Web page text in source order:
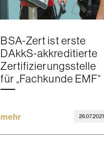
BSA-Zert ist erste
DAkkS-akkreditierte
Zertifizierungsstelle
für „Fachkunde EMF“
mehr 26.07.2021